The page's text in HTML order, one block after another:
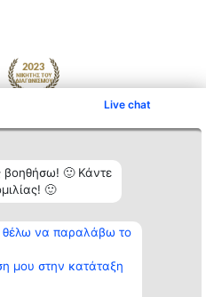
Live chat
βοηθήσω! 🙂 Κάντε
🙂
θέλω να παραλάβω το
μου στην κατάταξη
Επικοινωνία